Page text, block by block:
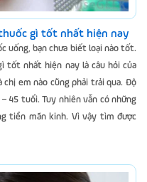
gì tốt nhất hiện nay
uống, bạn chưa biết loại nào tốt.
tốt nhất hiện nay là câu hỏi của
em nào cũng phải trải qua. Độ
45 tuổi. Tuy nhiên vẫn có những
tiền mãn kinh. Vì vậy tìm được